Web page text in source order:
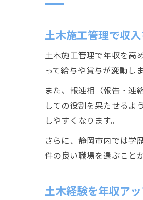
土木施工管理で収
土木施工管理で年収を高
って給与や賞与が変動し
また、報連相（報告・連
しての役割を果たせるよ
しやすくなります。
さらに、静岡市内では学
件の良い職場を選ぶこと
土木経験を年収ア